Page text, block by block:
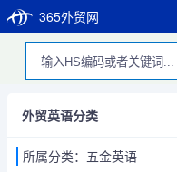
365外贸网
外贸英语分类
所属分类：五金英语